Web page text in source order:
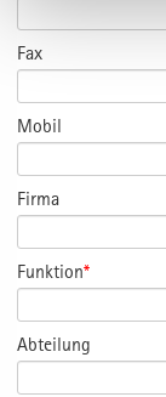
Fax
Mobil
Firma
Funktion*
Abteilung